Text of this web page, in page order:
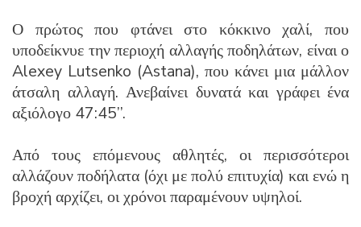
Ο πρώτος που φτάνει στο κόκκινο χαλί, που
υποδείκνυε την περιοχή αλλαγής ποδηλάτων, είναι ο
Alexey Lutsenko (Astana), που κάνει μια μάλλον
άτσαλη αλλαγή. Ανεβαίνει δυνατά και γράφει ένα
αξιόλογο 47:45’’.
Από τους επόμενους αθλητές, οι περισσότεροι
αλλάζουν ποδήλατα (όχι με πολύ επιτυχία) και ενώ η
βροχή αρχίζει, οι χρόνοι παραμένουν υψηλοί.